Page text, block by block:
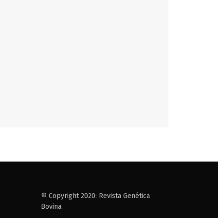
© Copyright 2020: Revista Genética
Bovina.